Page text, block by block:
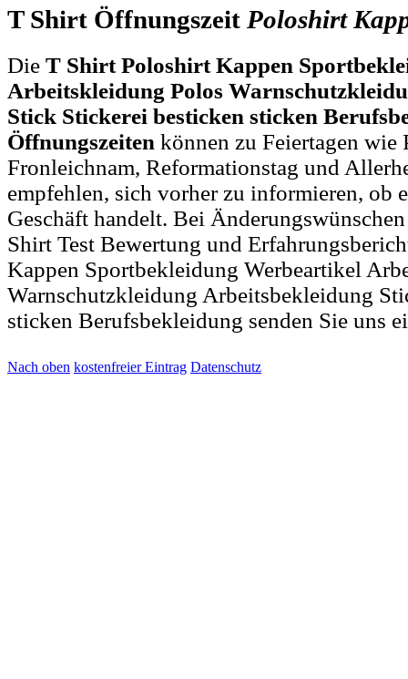
T Shirt Öffnungszeit Poloshirt
Die T Shirt Poloshirt Kappen
Arbeitskleidung Polos
Stick Stickerei besticken sticken
Öffnungszeiten können zu Feiertagen wie
Fronleichnam, Reformationstag und
empfehlen, sich vorher zu informieren, ob
Geschäft handelt. Bei
Shirt Test Bewertung und
Kappen Sportbekleidung Werbeartikel
Warnschutzkleidung Arbeitsbekleidung
sticken Berufsbekleidung senden Sie uns
Nach oben kostenfreier Eintrag Datenschutz